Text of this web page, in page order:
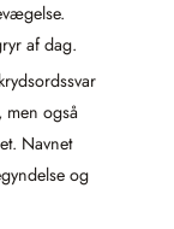
af dag.
men også
Navnet
og